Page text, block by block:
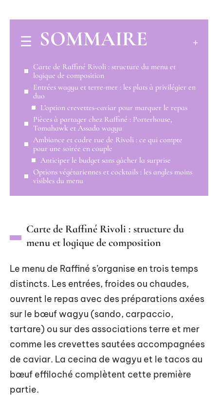
SOMMAIRE
Carte de Raffiné Rivoli : structure du menu et
logique de composition
Entrées wagyu et terre-mer : les plats à privilégier en
duo
L’option crevettes-caviar pour marquer le repas
Pièces à partager chez Raffiné : Porterhouse,
Tomahawk et Assado wagyu
Ambiance et cadre rue de Rivoli : ce qui compte
pour une soirée en couple
Anticiper le budget sans gâcher la surprise
Options végétariennes et cocktails : les angles moins
visibles du menu
Carte de Raffiné Rivoli : structure du
menu et logique de composition
Le menu de Raffiné s’organise en trois temps
distincts. Les entrées, froides ou chaudes,
ouvrent le repas avec des préparations axées
sur le bœuf wagyu (sando, carpaccio,
tartare) ou sur des associations terre et mer
comme les crevettes sautées accompagnées
de caviar. La cecina de wagyu et le tacos au
bœuf effiloché complètent cette première
partie.